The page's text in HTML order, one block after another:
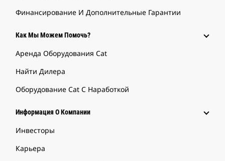
Финансирование И Дополнительные Гарантии
Как Мы Можем Помочь?
Аренда Оборудования Cat
Найти Дилера
Оборудование Cat С Наработкой
Информация О Компании
Инвесторы
Карьера